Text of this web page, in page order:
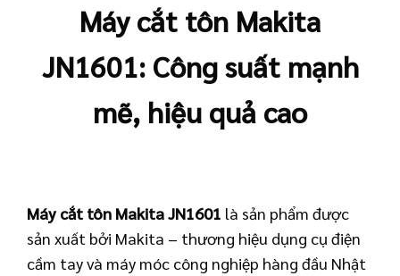
Máy cắt tôn Makita
JN1601: Công suất mạnh
mẽ, hiệu quả cao
Máy cắt tôn Makita JN1601 là sản phẩm được
sản xuất bởi Makita – thương hiệu dụng cụ điện
cầm tay và máy móc công nghiệp hàng đầu Nhật